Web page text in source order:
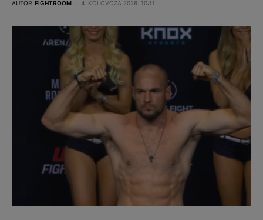
AUTOR FIGHTROOM 4. KOLOVOZA 2026. 10:11